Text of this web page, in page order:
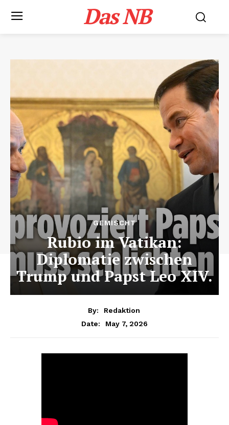
Das NB
GEMISCHT
Rubio im Vatikan:
Diplomatie zwischen
Trump und Papst Leo XIV.
By:
Redaktion
Date:
May 7, 2026